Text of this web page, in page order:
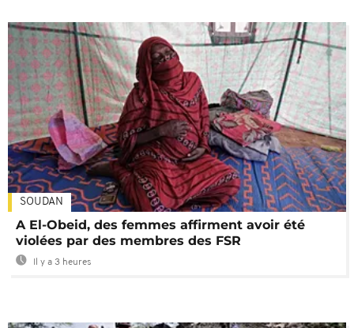
SOUDAN
A El-Obeid, des femmes affirment avoir été
violées par des membres des FSR
Il y a 3 heures